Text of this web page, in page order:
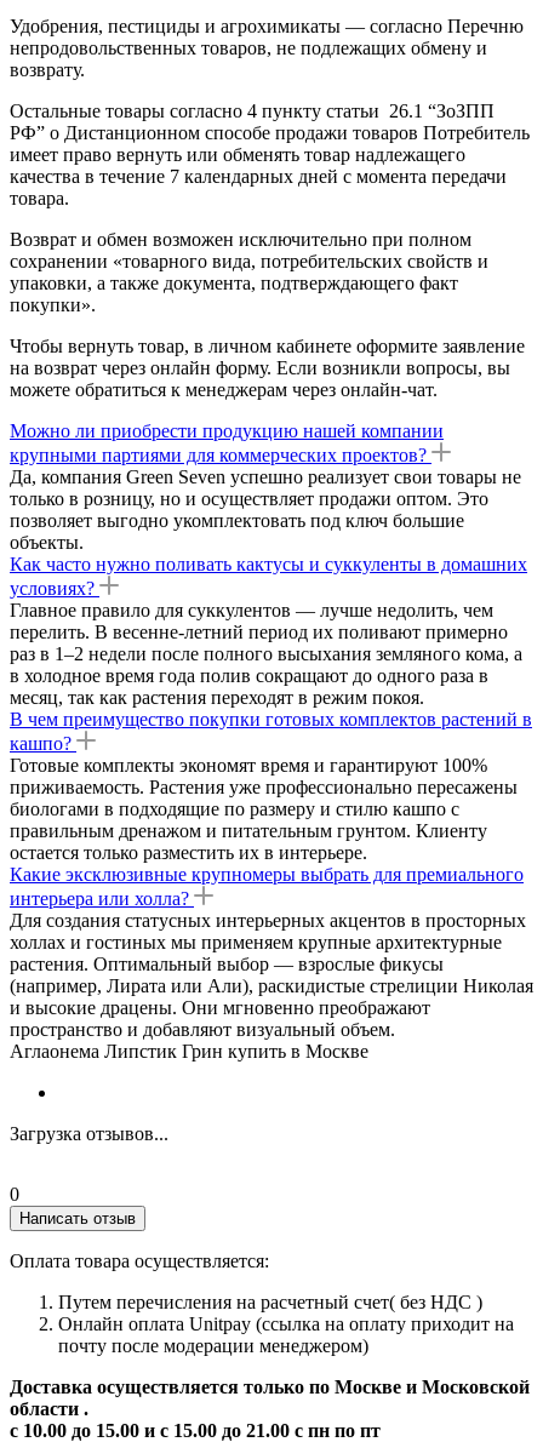
Удобрения, пестициды и агрохимикаты — согласно Перечню
непродовольственных товаров, не подлежащих обмену и
возврату.
Остальные товары согласно 4 пункту статьи 26.1 “ЗоЗПП
РФ” о Дистанционном способе продажи товаров Потребитель
имеет право вернуть или обменять товар надлежащего
качества в течение 7 календарных дней с момента передачи
товара.
Возврат и обмен возможен исключительно при полном
сохранении «товарного вида, потребительских свойств и
упаковки, а также документа, подтверждающего факт
покупки».
Чтобы вернуть товар, в личном кабинете оформите заявление
на возврат через онлайн форму. Если возникли вопросы, вы
можете обратиться к менеджерам через онлайн-чат.
Можно ли приобрести продукцию нашей компании
крупными партиями для коммерческих проектов?
Да, компания Green Seven успешно реализует свои товары не
только в розницу, но и осуществляет продажи оптом. Это
позволяет выгодно укомплектовать под ключ большие
объекты.
Как часто нужно поливать кактусы и суккуленты в домашних
условиях?
Главное правило для суккулентов — лучше недолить, чем
перелить. В весенне-летний период их поливают примерно
раз в 1–2 недели после полного высыхания земляного кома, а
в холодное время года полив сокращают до одного раза в
месяц, так как растения переходят в режим покоя.
В чем преимущество покупки готовых комплектов растений в
кашпо?
Готовые комплекты экономят время и гарантируют 100%
приживаемость. Растения уже профессионально пересажены
биологами в подходящие по размеру и стилю кашпо с
правильным дренажом и питательным грунтом. Клиенту
остается только разместить их в интерьере.
Какие эксклюзивные крупномеры выбрать для премиального
интерьера или холла?
Для создания статусных интерьерных акцентов в просторных
холлах и гостиных мы применяем крупные архитектурные
растения. Оптимальный выбор — взрослые фикусы
(например, Лирата или Али), раскидистые стрелиции Николая
и высокие драцены. Они мгновенно преображают
пространство и добавляют визуальный объем.
Аглаонема Липстик Грин купить в Москве
Загрузка отзывов...
0
Написать отзыв
Оплата товара осуществляется:
Путем перечисления на расчетный счет( без НДС )
Онлайн оплата Unitpay (ссылка на оплату приходит на
почту после модерации менеджером)
Доставка осуществляется только по Москве и Московской
области .
с 10.00 до 15.00 и с 15.00 до 21.00 с пн по пт